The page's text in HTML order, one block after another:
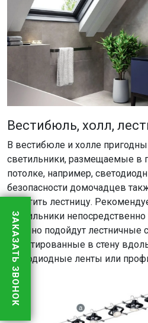
Вестибюль, холл,
В вестибюле и холле
светильники, размещаемые в
потолке, например,
безопасности домочадцев
осветить лестницу.
светильники
отлично подойдут лестничные
вмонтированные в стену
светодиодные ленты или
ЗАКАЗАТЬ ЗВОНОК